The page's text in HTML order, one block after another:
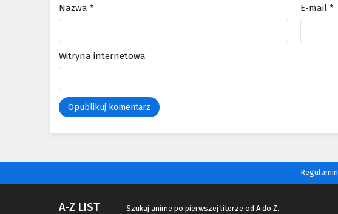
Nazwa * E-mail *
Witryna internetowa
Regulamin
A-Z LIST Szukaj anime po pierwszej literze od A do Z.